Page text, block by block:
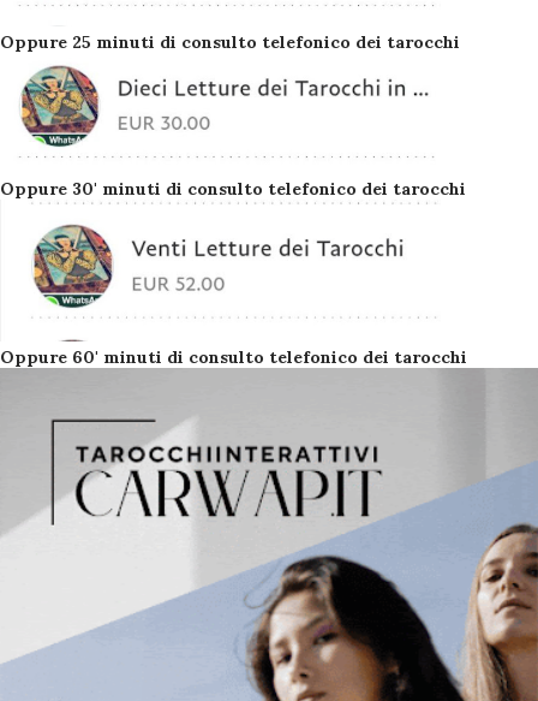
Oppure 25 minuti di consulto telefonico dei tarocchi
Oppure 30' minuti di consulto telefonico dei tarocchi
Oppure 60' minuti di consulto telefonico dei tarocchi